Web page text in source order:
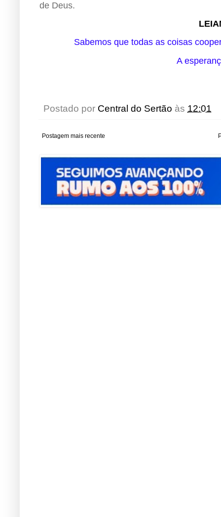
de Deus.
Sabemos que todas as coisas
A
Postado por Central do Sertão às 12:01
Postagem mais recente